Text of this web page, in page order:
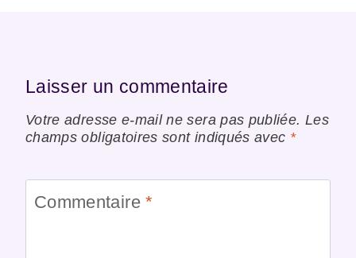
Laisser un commentaire
Votre adresse e-mail ne sera pas publiée. Les
champs obligatoires sont indiqués avec *
Commentaire*